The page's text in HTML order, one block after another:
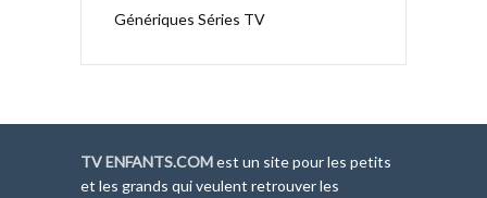
Génériques Séries TV
TV ENFANTS.COMest un site pour les petits
et les grands qui veulent retrouver les